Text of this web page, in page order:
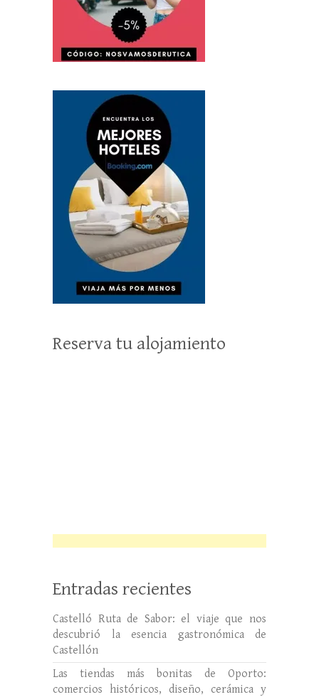
Reserva tu alojamiento
Entradas recientes
Castelló Ruta de Sabor: el viaje que nos
descubrió la esencia gastronómica de
Castellón
Las tiendas más bonitas de Oporto:
comercios históricos, diseño, cerámica y